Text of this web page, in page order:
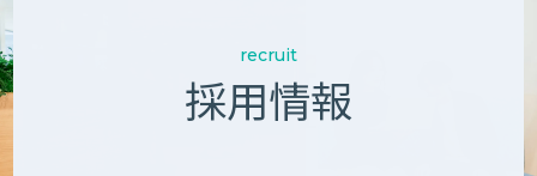
recruit
採用情報